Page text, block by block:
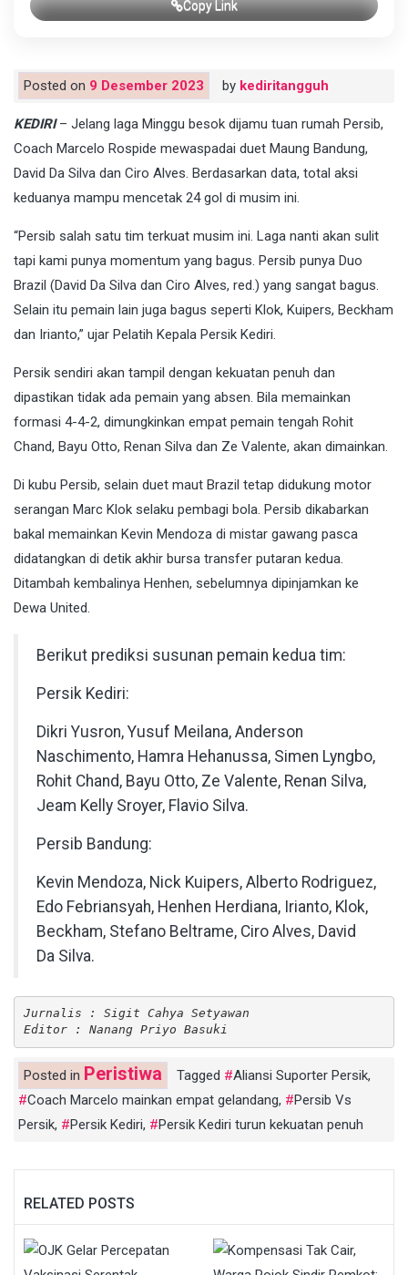
Copy Link
Posted on 9 Desember 2023 by kediritangguh
KEDIRI– Jelang laga Minggu besok dijamu tuan rumah Persib,
Coach Marcelo Rospide mewaspadai duet Maung Bandung,
David Da Silva dan Ciro Alves. Berdasarkan data, total aksi
keduanya mampu mencetak 24 gol di musim ini.
“Persib salah satu tim terkuat musim ini. Laga nanti akan sulit
tapi kami punya momentum yang bagus. Persib punya Duo
Brazil (David Da Silva dan Ciro Alves, red.) yang sangat bagus.
Selain itu pemain lain juga bagus seperti Klok, Kuipers, Beckham
dan Irianto,” ujar Pelatih Kepala Persik Kediri.
Persik sendiri akan tampil dengan kekuatan penuh dan
dipastikan tidak ada pemain yang absen. Bila memainkan
formasi 4-4-2, dimungkinkan empat pemain tengah Rohit
Chand, Bayu Otto, Renan Silva dan Ze Valente, akan dimainkan.
Di kubu Persib, selain duet maut Brazil tetap didukung motor
serangan Marc Klok selaku pembagi bola. Persib dikabarkan
bakal memainkan Kevin Mendoza di mistar gawang pasca
didatangkan di detik akhir bursa transfer putaran kedua.
Ditambah kembalinya Henhen, sebelumnya dipinjamkan ke
Dewa United.
Berikut prediksi susunan pemain kedua tim:
Persik Kediri:
Dikri Yusron, Yusuf Meilana, Anderson
Naschimento, Hamra Hehanussa, Simen Lyngbo,
Rohit Chand, Bayu Otto, Ze Valente, Renan Silva,
Jeam Kelly Sroyer, Flavio Silva.
Persib Bandung:
Kevin Mendoza, Nick Kuipers, Alberto Rodriguez,
Edo Febriansyah, Henhen Herdiana, Irianto, Klok,
Beckham, Stefano Beltrame, Ciro Alves, David
Da Silva.
Jurnalis : Sigit Cahya Setyawan
Editor : Nanang Priyo Basuki
Posted in Peristiwa Tagged Aliansi Suporter Persik,
Coach Marcelo mainkan empat gelandang,
Persib Vs
Persik, Persik Kediri, Persik Kediri turun kekuatan penuh
RELATED POSTS